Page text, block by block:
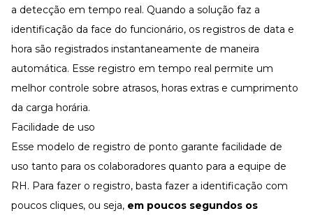
a detecção em tempo real. Quando a solução faz a
identificação da face do funcionário, os registros de data e
hora são registrados instantaneamente de maneira
automática. Esse registro em tempo real permite um
melhor controle sobre atrasos, horas extras e cumprimento
da carga horária.
Facilidade de uso
Esse modelo de registro de ponto garante facilidade de
uso tanto para os colaboradores quanto para a equipe de
RH. Para fazer o registro, basta fazer a identificação com
poucos cliques, ou seja, em poucos segundos os